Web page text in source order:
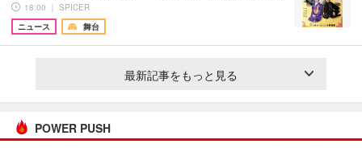
18:00 ｜ SPICER
ニュース
舞台
最新記事をもっと見る
POWER PUSH